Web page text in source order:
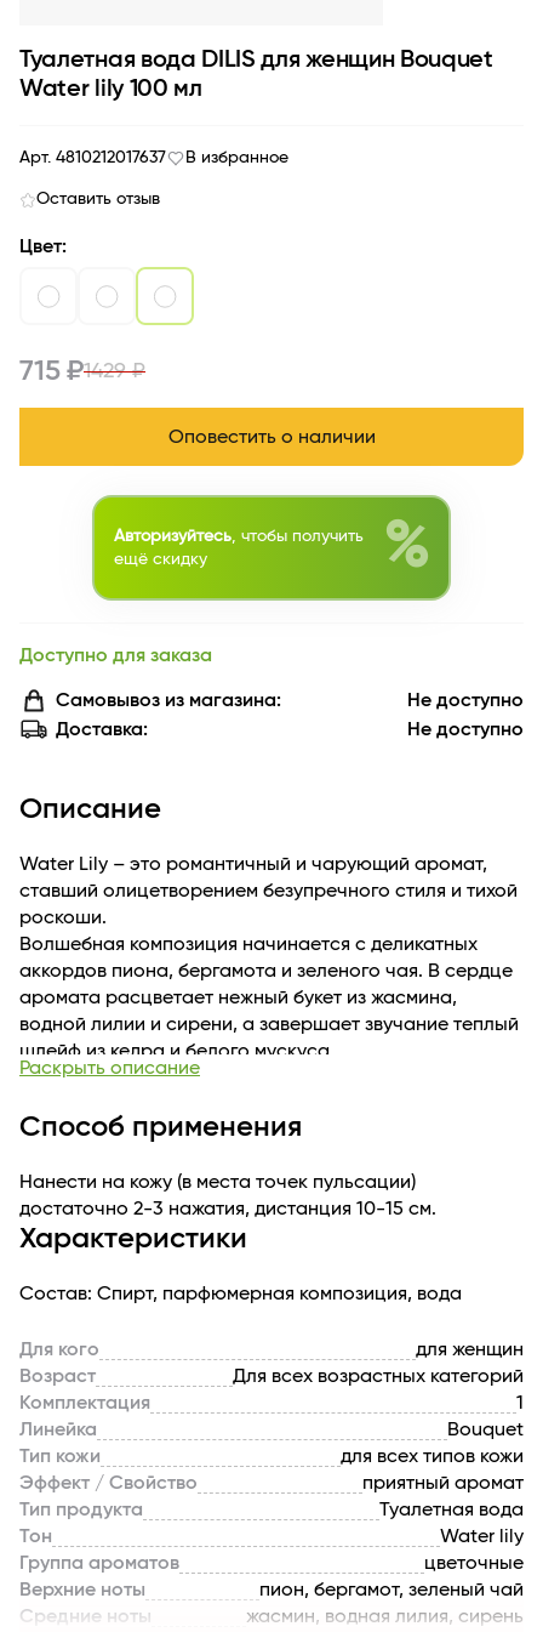
Туалетная вода DILIS для женщин Bouquet
Water lily 100 мл
Арт. 4810212017637 В избранное
Оставить отзыв
Цвет:
715 ₽1429 ₽
Оповестить о наличии
Авторизуйтесь , чтобы получить
ещё скидку
%
Доступно для заказа
Самовывоз из магазина:
Не доступно
Доставка:
Не доступно
Описание
Water Lily – это романтичный и чарующий аромат,
ставший олицетворением безупречного стиля и тихой
роскоши.
Волшебная композиция начинается с деликатных
аккордов пиона, бергамота и зеленого чая. В сердце
аромата расцветает нежный букет из жасмина,
водной лилии и сирени, а завершает звучание теплый
шлейф из кедра и белого мускуса.
Мягкий и воздушный аромат Water Lily вобрал в себя
гармоничность, легкость и нежность. Его присутствие
сделает его обладательницу по-настоящему
загадочной и таинственной.
Раскрыть описание
Способ применения
Нанести на кожу (в места точек пульсации)
достаточно 2-3 нажатия, дистанция 10-15 см.
Характеристики
Состав: Спирт, парфюмерная композиция, вода
Для кого
для женщин
Возраст
Для всех возрастных категорий
Комплектация
1
Линейка
Bouquet
Тип кожи
для всех типов кожи
Эффект / Свойство
приятный аромат
Тип продукта
Туалетная вода
Тон
Water lily
Группа ароматов
цветочные
Верхние ноты
пион, бергамот, зеленый чай
Средние ноты
жасмин, водная лилия, сирень